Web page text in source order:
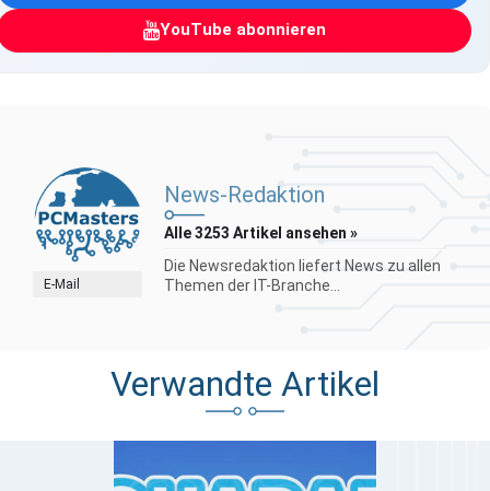
YouTube abonnieren
E-Mail
News-Redaktion
Alle 3253 Artikel ansehen »
Die Newsredaktion liefert News zu allen
Themen der IT-Branche...
Verwandte Artikel